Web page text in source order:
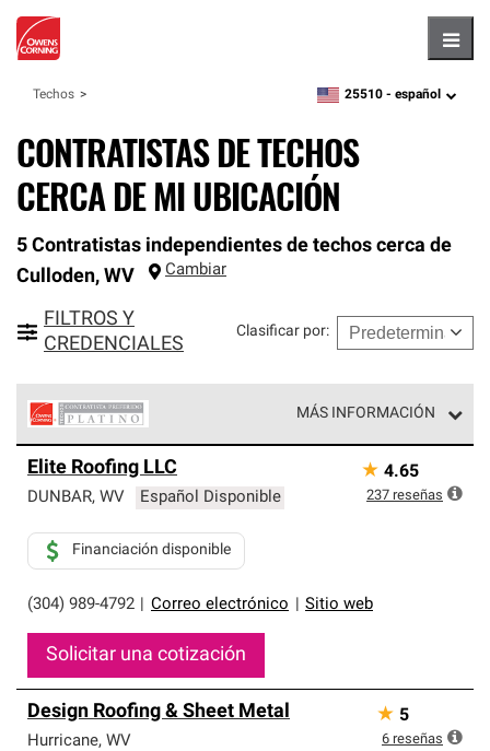
Techos zipcode, language
25510 - español
CONTRATISTAS DE TECHOS
CERCA DE MI UBICACIÓN
5 Contratistas independientes de techos cerca de
Culloden, WV Cambiar
FILTROS Y
CREDENCIALES
Clasificar por:
MÁS INFORMACIÓN
Corning constituyen el nivel superior de nuestra red
exclusiva y cumplen con estándares estrictos de
Solo ellos pueden ofrecer nuestra mejor garantía de
sistemas de techos.
Elite Roofing LLC
DUNBAR, WV Español Disponible
(304) 989-4792 Correo electrónico Sitio web
Financiación disponible
Solicitar una cotización
★ 4.65
237 reseñas
Design Roofing & Sheet Metal
Hurricane, WV
★ 5
6 reseñas